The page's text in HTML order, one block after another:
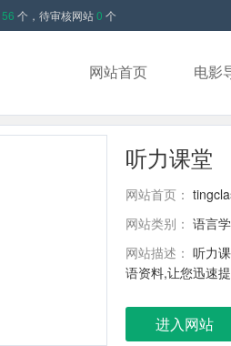
56 个，待审核网站0 个
网站首页 电影
听力课堂
网站首页：
网站类别： 语言
网站描述： 听力
语资料,让您迅速
进入网站